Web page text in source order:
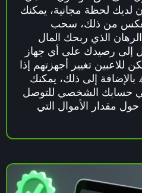
لديك لحظة مجانية، يمكنك
من ذلك، سحب
الذي ربحك المال
إلى رصيدك على أي جهاز
للاعبين تغيير أجهزتهم إذا
إلى ذلك، يمكنك
حسابك الشخصي للتوصل
مقدار الأموال التي